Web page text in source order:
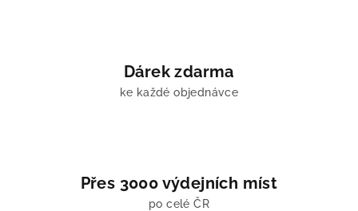
Dárek zdarma
ke každé objednávce
Přes 3000 výdejních míst
po celé ČR